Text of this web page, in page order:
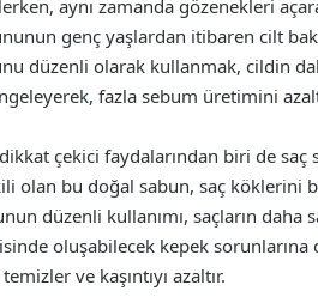
aynı zamanda gözenekleri
genç yaşlardan itibaren cilt
düzenli olarak kullanmak, cildin
fazla sebum üretimini
çekici faydalarından biri de
olan bu doğal sabun, saç köklerini
düzenli kullanımı, saçların daha
oluşabilecek kepek
ve kaşıntıyı azaltır.